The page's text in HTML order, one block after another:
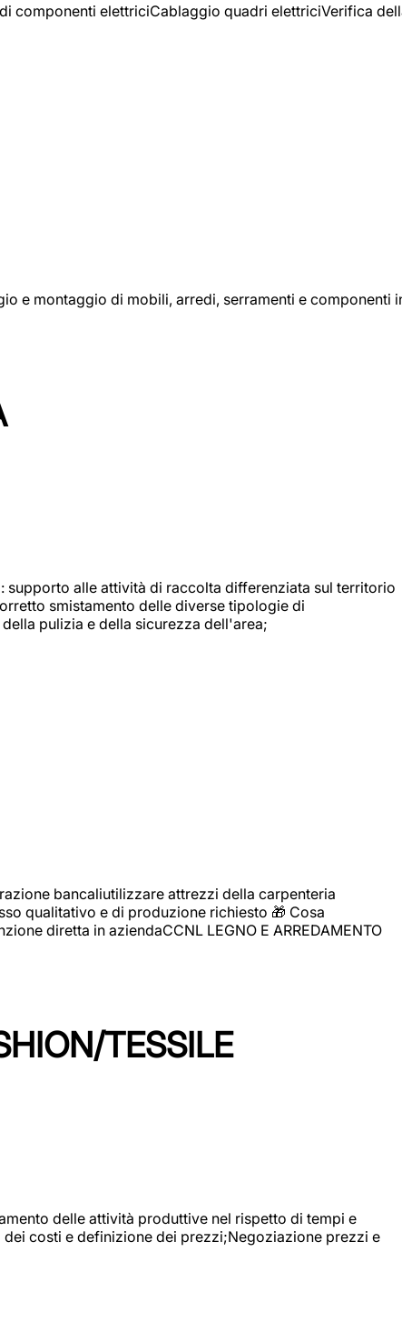
componenti elettriciCablaggio quadri elettriciVerifica
e montaggio di mobili, arredi, serramenti e componenti
supporto alle attività di raccolta differenziata sul territorio
smistamento delle diverse tipologie di
pulizia e della sicurezza dell'area;
bancaliutilizzare attrezzi della carpenteria
qualitativo e di produzione richiesto 🎁 Cosa
diretta in aziendaCCNL LEGNO E ARREDAMENTO
TESSILE
delle attività produttive nel rispetto di tempi e
costi e definizione dei prezzi;Negoziazione prezzi e